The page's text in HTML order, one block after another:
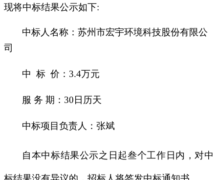
现将中标结果公示如下:
中标人名称：苏州市宏宇环境科技股份有限公
司
中 标 价： 3.4万元
服 务 期： 30日历天
中标项目负责人 ： 张斌
自本中标结果公示之日起叁个工作日内，对中